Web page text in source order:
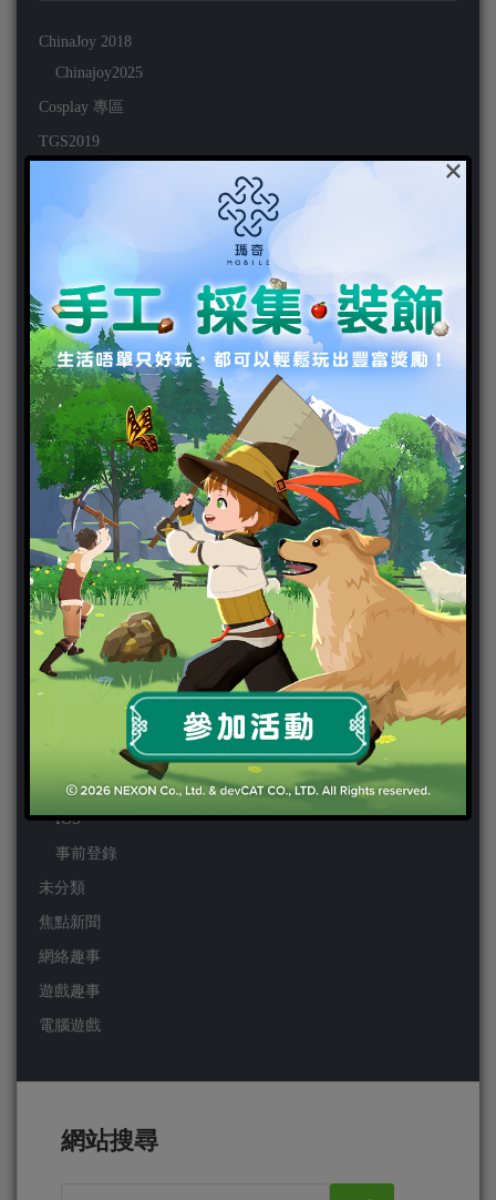
ChinaJoy 2018
Chinajoy2025
Cosplay 專區
TGS2019
天堂2:革命 專區
好康活動
官方虛寶
家用遊戲
3DS
PC
PS VITA
PS3
PS4
PSP
Wii
Wiiu
XBOX ONE
Android
IOS
事前登錄
未分類
焦點新聞
網絡趣事
遊戲趣事
電腦遊戲
網站搜尋
×